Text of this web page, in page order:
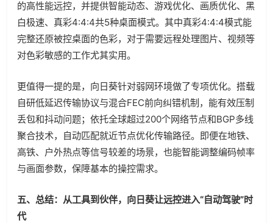
的高性能远控，并提供智能动态、游戏优化、画质优化、黑
白极速、真彩4:4:4共5种桌面模式。其中真彩4:4:4模式能
完整还原被控桌面的色彩，对于需要远程处理图片、视频等
对色彩敏感的工作尤其实用。
更值得一提的是，向日葵针对弱网环境做了专项优化。搭载
自研低延迟传输协议与混合FEC前向纠错机制，能有效压制
丢包和抖动问题；依托全球超过200个网络节点和BGP多线
聚合技术，自动匹配就近节点优化传输路径。即便在地铁、
高铁、户外热点等信号较差的场景，也能智能调整编码帧率
与画面参数，保障基本的操控需求。
五、总结：从工具到伙伴，向日葵让远控进入“自动驾驶”时
代